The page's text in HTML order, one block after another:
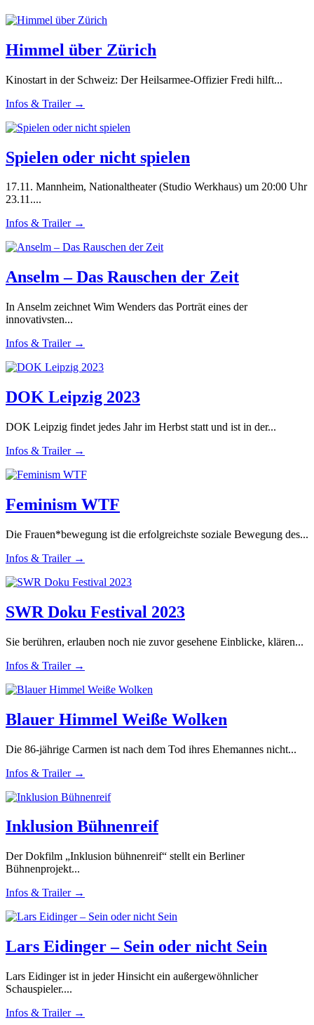
Himmel über Zürich
Kinostart in der Schweiz: Der Heilsarmee-Offizier Fredi hilft...
Infos & Trailer →
Spielen oder nicht spielen
17.11. Mannheim, Nationaltheater (Studio Werkhaus) um 20:00 Uhr
23.11....
Infos & Trailer →
Anselm – Das Rauschen der Zeit
In Anselm zeichnet Wim Wenders das Porträt eines der
innovativsten...
Infos & Trailer →
DOK Leipzig 2023
DOK Leipzig findet jedes Jahr im Herbst statt und ist in der...
Infos & Trailer →
Feminism WTF
Die Frauen*bewegung ist die erfolgreichste soziale Bewegung des...
Infos & Trailer →
SWR Doku Festival 2023
Sie berühren, erlauben noch nie zuvor gesehene Einblicke, klären...
Infos & Trailer →
Blauer Himmel Weiße Wolken
Die 86-jährige Carmen ist nach dem Tod ihres Ehemannes nicht...
Infos & Trailer →
Inklusion Bühnenreif
Der Dokfilm „Inklusion bühnenreif“ stellt ein Berliner
Bühnenprojekt...
Infos & Trailer →
Lars Eidinger – Sein oder nicht Sein
Lars Eidinger ist in jeder Hinsicht ein außergewöhnlicher
Schauspieler....
Infos & Trailer →